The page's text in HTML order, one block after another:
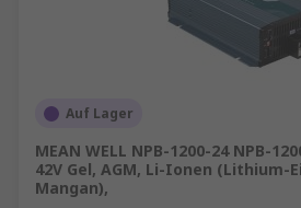
Auf Lager
MEAN WELL NPB-1200-24 NPB-
42V Gel, AGM, Li-Ionen (Lithium-
Mangan),